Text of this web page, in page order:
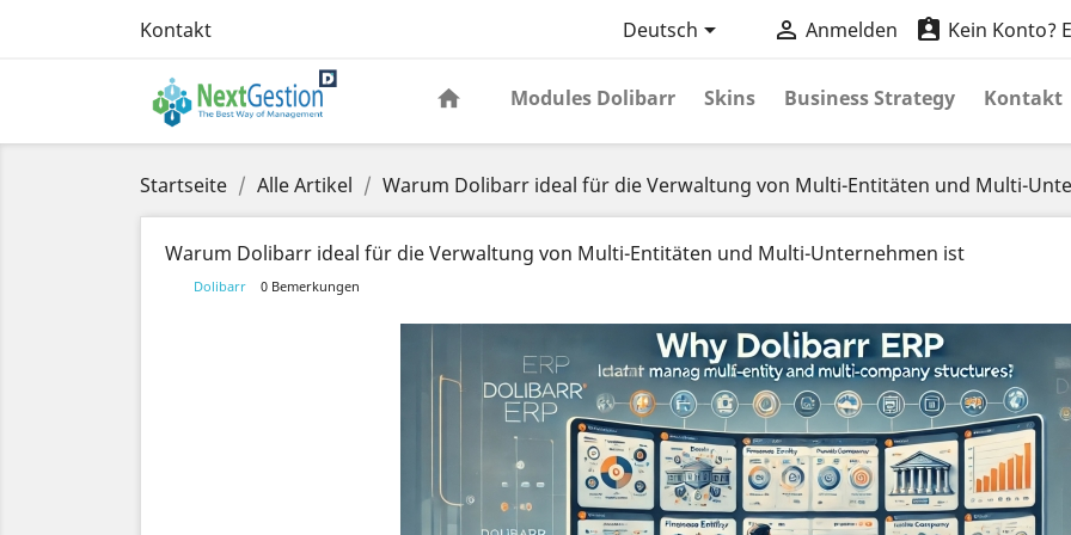
Kontakt Deutsch  Anmelden  Kein Konto?
Modules Dolibarr Skins Business Strategy Kontakt
Startseite Alle Artikel Warum Dolibarr ideal für die Verwaltung von Multi-Entitäten und Multi-
Warum Dolibarr ideal für die Verwaltung von Multi-Entitäten und Multi-Unternehmen ist
Dolibarr 0 Bemerkungen